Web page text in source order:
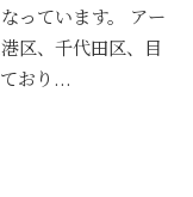
っています。 アー
区、千代田区、目
おり...